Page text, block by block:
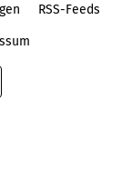
RSS-Feeds